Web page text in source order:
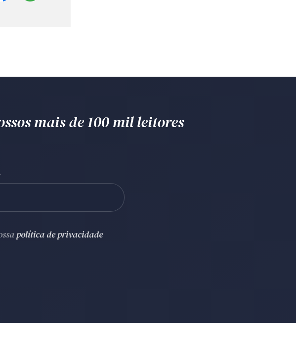
mais de 100 mil leitores
política de privacidade